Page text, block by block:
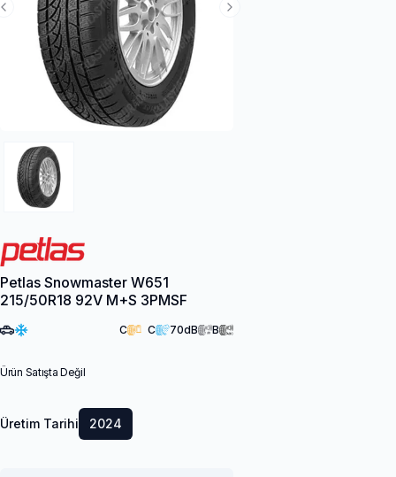
Next Slide
Previous Slide
Petlas Snowmaster W651
215/50R18 92V M+S 3PMSF
C C 70dB B
Ürün Satışta Değil
Üretim Tarihi 2024